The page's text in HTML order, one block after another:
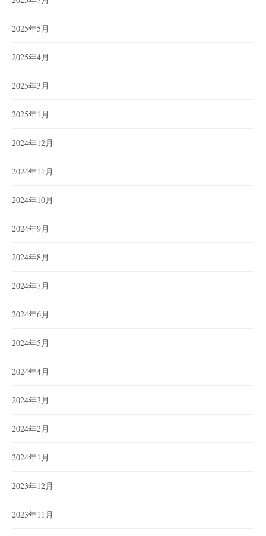
2025年5月
2025年4月
2025年3月
2025年1月
2024年12月
2024年11月
2024年10月
2024年9月
2024年8月
2024年7月
2024年6月
2024年5月
2024年4月
2024年3月
2024年2月
2024年1月
2023年12月
2023年11月